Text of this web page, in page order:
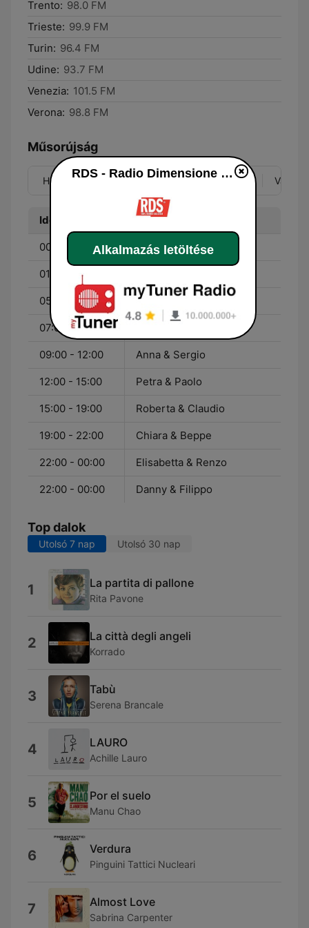
Trento: 98.0 FM
Trieste: 99.9 FM
Turin: 96.4 FM
Udine: 93.7 FM
Venezia: 101.5 FM
Verona: 98.8 FM
Műsorújság
Hét Ked Sze Csü Pén Szo Vas
Idő Műsor
00:00 - 01:00 Danny & Filippo
01:00 - 05:00
05:00 - 07:00 Tutti pazzi per RDS
07:00 - 09:00
09:00 - 12:00 Anna & Sergio
12:00 - 15:00 Petra & Paolo
15:00 - 19:00 Roberta & Claudio
19:00 - 22:00 Chiara & Beppe
22:00 - 00:00 Elisabetta & Renzo
22:00 - 00:00 Danny & Filippo
Top dalok
Utolsó 7 nap Utolsó 30 nap
1 La partita di pallone
Rita Pavone
2 La città degli angeli
Korrado
3 Tabù
Serena Brancale
4 LAURO
Achille Lauro
5 Por el suelo
Manu Chao
6 Verdura
Pinguini Tattici Nucleari
7 Almost Love
Sabrina Carpenter
RDS - Radio Dimensione Suono
Alkalmazás letöltése